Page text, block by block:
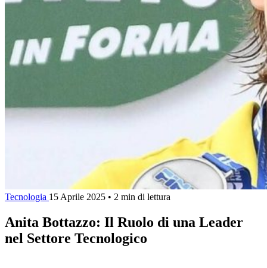
Tecnologia 15 Aprile 2025 • 2 min di lettura
Anita Bottazzo: Il Ruolo di una Leader
nel Settore Tecnologico